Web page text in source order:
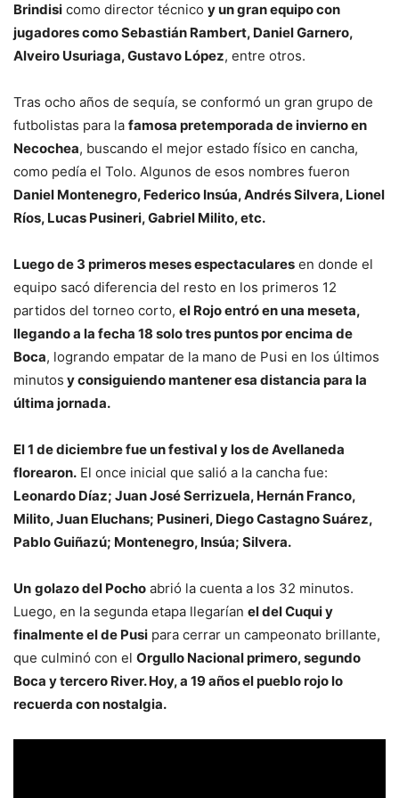
Brindisi como director técnico y un gran equipo con
jugadores como Sebastián Rambert, Daniel Garnero,
Alveiro Usuriaga, Gustavo López, entre otros.
Tras ocho años de sequía, se conformó un gran grupo de
futbolistas para la famosa pretemporada de invierno en
Necochea, buscando el mejor estado físico en cancha,
como pedía el Tolo. Algunos de esos nombres fueron
Daniel Montenegro, Federico Insúa, Andrés Silvera, Lionel
Ríos, Lucas Pusineri, Gabriel Milito, etc.
Luego de 3 primeros meses espectaculares en donde el
equipo sacó diferencia del resto en los primeros 12
partidos del torneo corto, el Rojo entró en una meseta,
llegando a la fecha 18 solo tres puntos por encima de
Boca, logrando empatar de la mano de Pusi en los últimos
minutos y consiguiendo mantener esa distancia para la
última jornada.
El 1 de diciembre fue un festival y los de Avellaneda
florearon. El once inicial que salió a la cancha fue:
Leonardo Díaz; Juan José Serrizuela, Hernán Franco,
Milito, Juan Eluchans; Pusineri, Diego Castagno Suárez,
Pablo Guiñazú; Montenegro, Insúa; Silvera.
Un golazo del Pocho abrió la cuenta a los 32 minutos.
Luego, en la segunda etapa llegarían el del Cuqui y
finalmente el de Pusi para cerrar un campeonato brillante,
que culminó con el Orgullo Nacional primero, segundo
Boca y tercero River. Hoy, a 19 años el pueblo rojo lo
recuerda con nostalgia.